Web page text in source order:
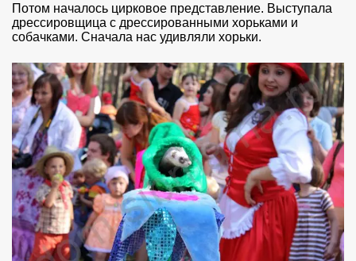
Потом началось цирковое представление. Выступала
дрессировщица с дрессированными хорьками и
собачками. Сначала нас удивляли хорьки.